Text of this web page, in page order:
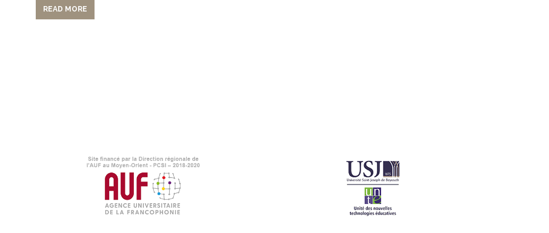
READ MORE